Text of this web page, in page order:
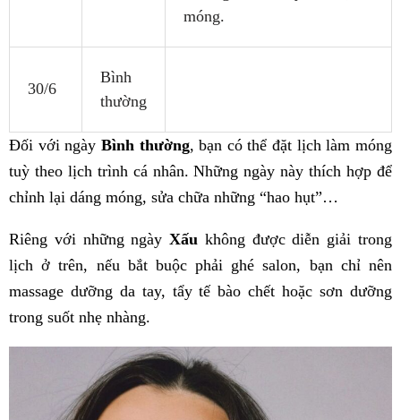
móng.
30/6
Bình
thường
Đối với ngày Bình thường, bạn có thể đặt lịch làm móng
tuỳ theo lịch trình cá nhân. Những ngày này thích hợp để
chỉnh lại dáng móng, sửa chữa những “hao hụt”…
Riêng với những ngàyXấu không được diễn giải trong
lịch ở trên, nếu bắt buộc phải ghé salon, bạn chỉ nên
massage dưỡng da tay, tẩy tế bào chết hoặc sơn dưỡng
trong suốt nhẹ nhàng.